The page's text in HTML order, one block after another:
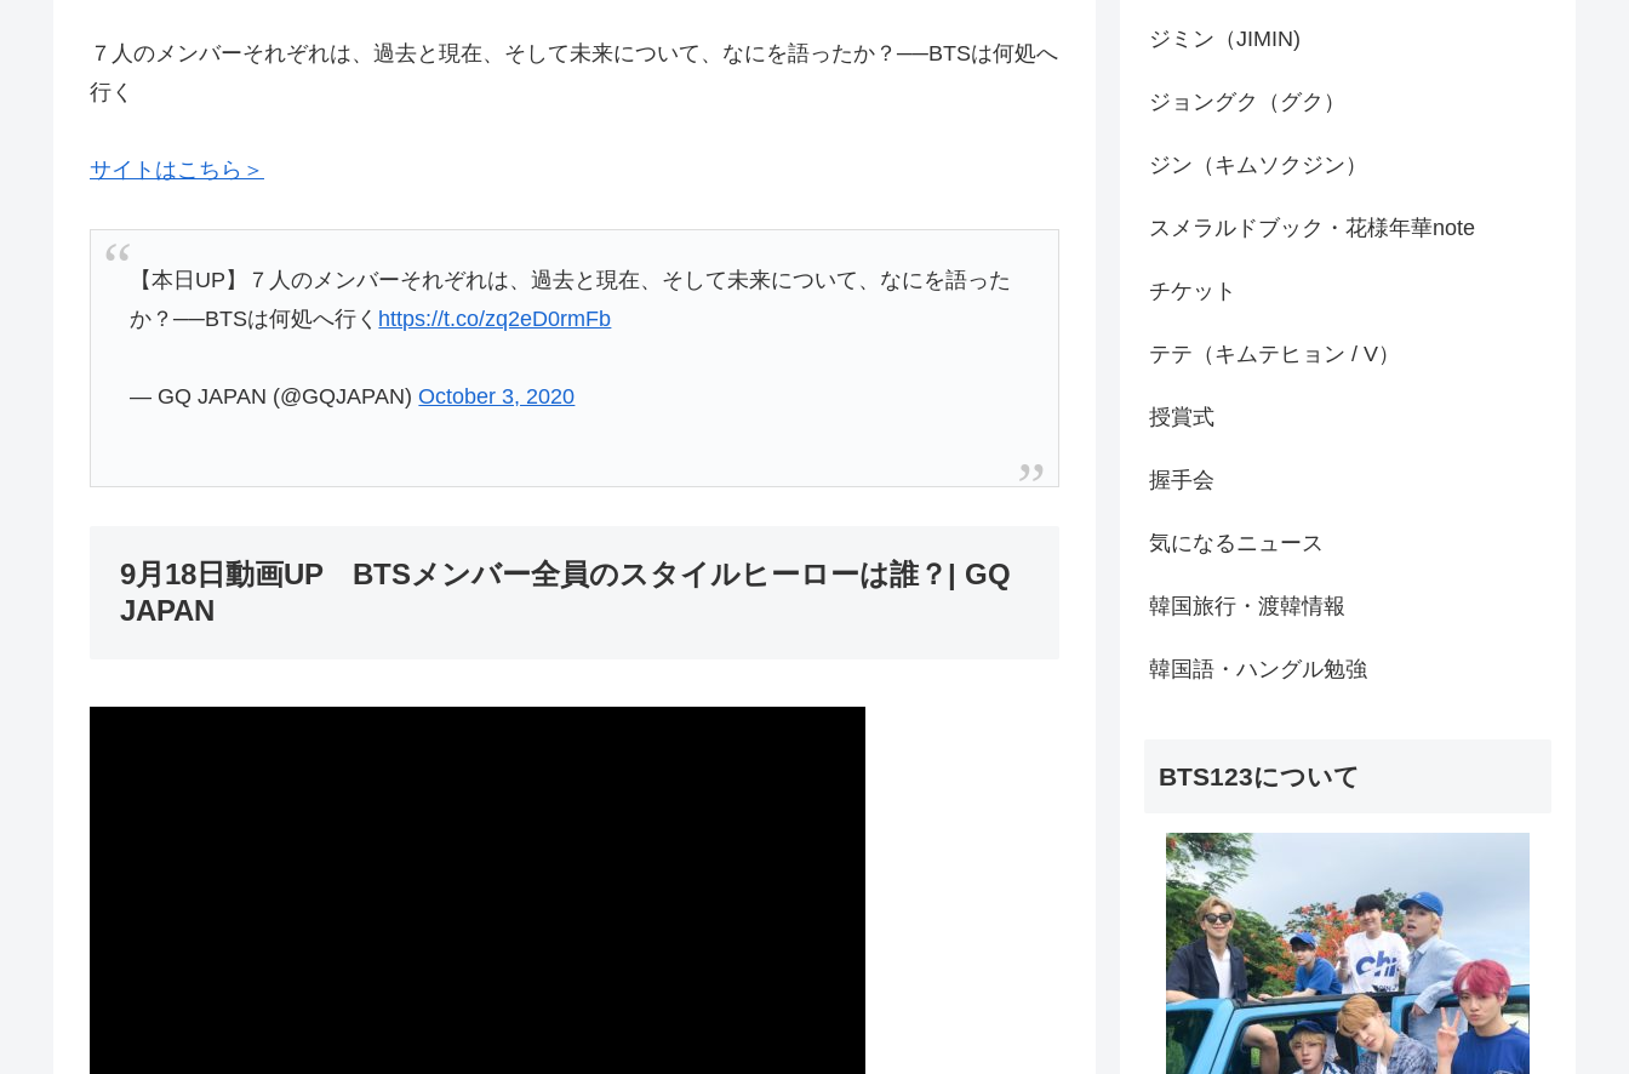
７人のメンバーそれぞれは、過去と現在、そして未来について、なにを語ったか？──BTSは何処へ
行く
サイトはこちら＞
【本日UP】７人のメンバーそれぞれは、過去と現在、そして未来について、なにを語った
か？──BTSは何処へ行く https://t.co/zq2eD0rmFb
— GQ JAPAN (@GQJAPAN)October 3, 2020
9月18日動画UP BTSメンバー全員のスタイルヒーローは誰？| GQ
JAPAN
ジミン（JIMIN)
ジョングク（グク）
ジン（キムソクジン）
スメラルドブック・花様年華note
チケット
テテ（キムテヒョン / V）
授賞式
握手会
気になるニュース
韓国旅行・渡韓情報
韓国語・ハングル勉強
BTS123について